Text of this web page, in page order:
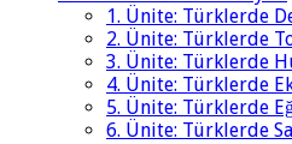
1. Ünite: Türklerde
2. Ünite: Türklerde
3. Ünite: Türklerde
4. Ünite: Türklerde
5. Ünite: Türklerde
6. Ünite: Türklerde